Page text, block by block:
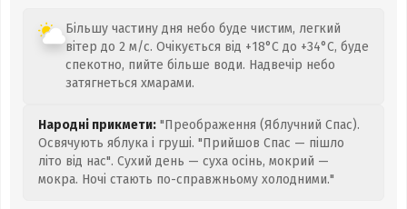
Більшу частину дня небо буде чистим, легкий
вітер до 2 м/с. Очікується від +18°C до +34°C, буде
спекотно, пийте більше води. Надвечір небо
затягнеться хмарами.
Народні прикмети: "Преображення (Яблучний Спас).
Освячують яблука і груші. "Прийшов Спас — пішло
літо від нас". Сухий день — суха осінь, мокрий —
мокра. Ночі стають по-справжньому холодними."